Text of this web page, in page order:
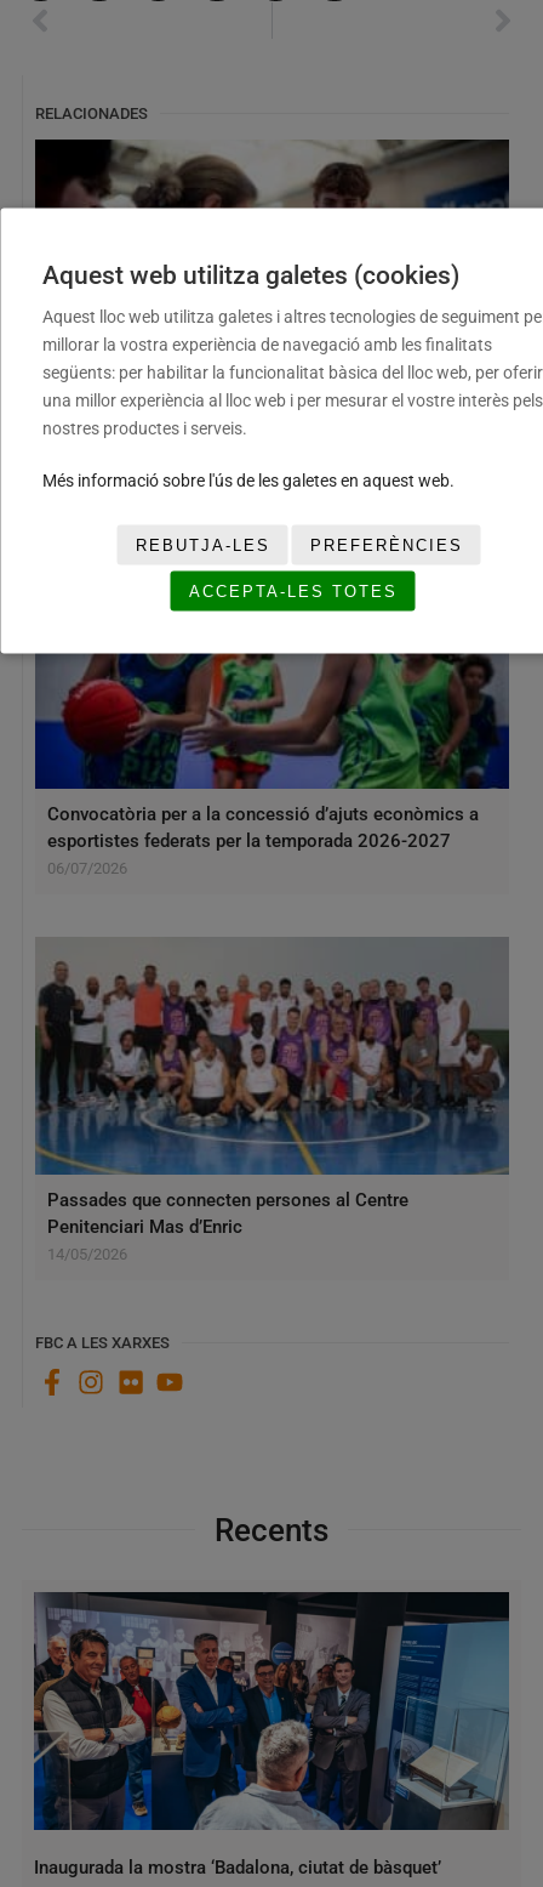
RELACIONADES
El XII Torneig Cloenda consolida la seva aposta pel
bàsquet base amb dos caps de setmana plens d’esport
08/07/2026
Convocatòria per a la concessió d’ajuts econòmics a
esportistes federats per la temporada 2026-2027
06/07/2026
Passades que connecten persones al Centre
Penitenciari Mas d’Enric
14/05/2026
FBC A LES XARXES
Recents
Inaugurada la mostra ‘Badalona, ciutat de bàsquet’
Aquest web utilitza galetes (cookies)
Aquest lloc web utilitza galetes i altres tecnologies de seguiment
millorar la vostra experiència de navegació amb les finalitats
següents: per habilitar la funcionalitat bàsica del lloc web, per oferir
una millor experiència al lloc web i per mesurar el vostre interès pels
nostres productes i serveis.
Més informació sobre l'ús de les galetes en aquest web.
REBUTJA-LES PREFERÈNCIES
ACCEPTA-LES TOTES